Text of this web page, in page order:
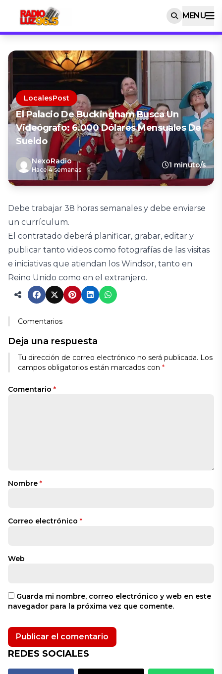
MENU
LocalesPost
El Palacio De Buckingham Busca Un
Videógrafo: 6.000 Dólares Mensuales De
Sueldo
NexoRadio
Hace 4 semanas
1 minuto/s
Debe trabajar 38 horas semanales y debe enviarse
un currículum.
El contratado deberá planificar, grabar, editar y
publicar tanto videos como fotografías de las visitas
e iniciativas que atiendan los Windsor, tanto en
Reino Unido como en el extranjero.
Comentarios
Deja una respuesta
Tu dirección de correo electrónico no será publicada. Los
campos obligatorios están marcados con *
Comentario *
Nombre *
Correo electrónico *
Web
Guarda mi nombre, correo electrónico y web en este
navegador para la próxima vez que comente.
REDES SOCIALES